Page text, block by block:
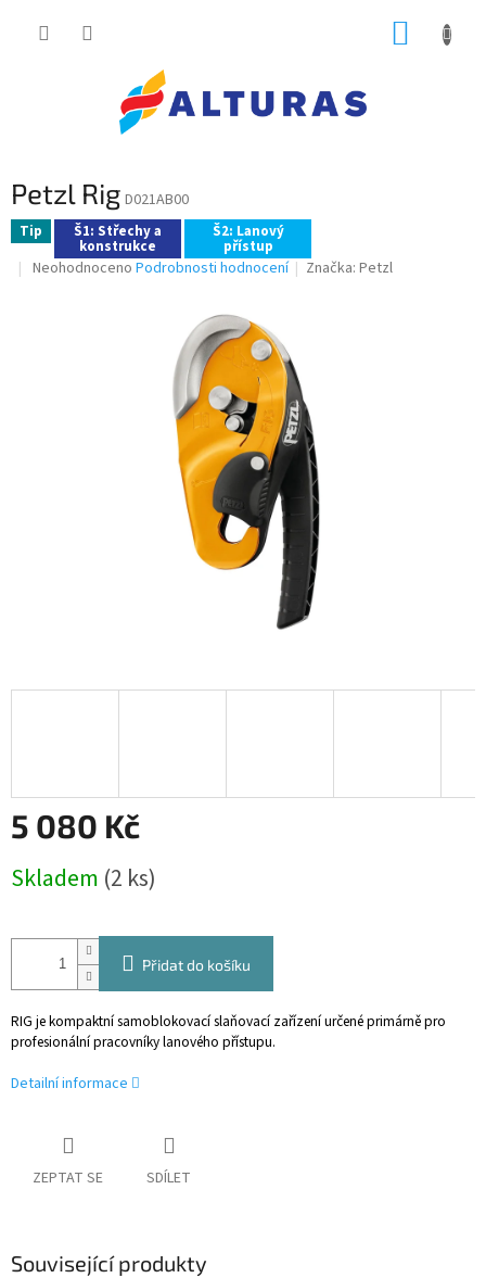
Petzl Rig D021AB00
Tip Š1: Střechy a
konstrukce
Š2: Lanový
přístup
Průměrné
Neohodnoceno Podrobnosti hodnocení Značka:Petzl
5 080 Kč
cena:
Skladem (2 ks)
Přidat do košíku
RIG je kompaktní samoblokovací slaňovací zařízení určené primárně pro
profesionální pracovníky lanového přístupu.
Detailní informace
ZEPTAT SE SDÍLET
Související produkty